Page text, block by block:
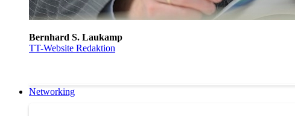
Bernhard S. Laukamp
TT-Website Redaktion
Networking